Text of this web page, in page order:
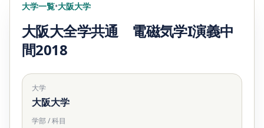
大学一覧•大阪大学
大阪大全学共通 電磁気学I演義中
間2018
大学
大阪大学
学部 / 科目